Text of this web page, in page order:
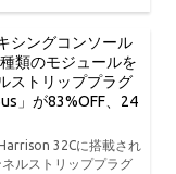
シングコンソール
類のモジュールを
ストリッププラグ
」が83%OFF、24
32Cに搭載され
ルストリッププラグ